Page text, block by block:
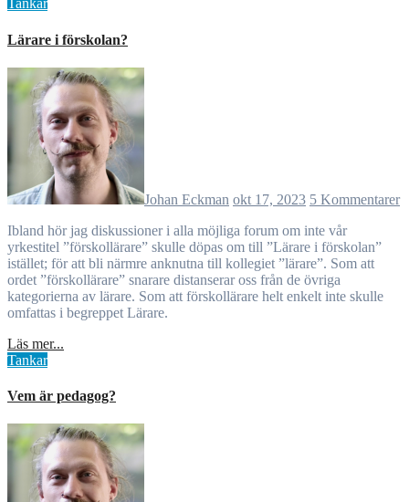
Tankar
Lärare i förskolan?
Johan Eckman okt 17, 2023 5 Kommentarer
Ibland hör jag diskussioner i alla möjliga forum om inte vår
yrkestitel ”förskollärare” skulle döpas om till ”Lärare i förskolan”
istället; för att bli närmre anknutna till kollegiet ”lärare”. Som att
ordet ”förskollärare” snarare distanserar oss från de övriga
kategorierna av lärare. Som att förskollärare helt enkelt inte skulle
omfattas i begreppet Lärare.
Läs mer...
Tankar
Vem är pedagog?